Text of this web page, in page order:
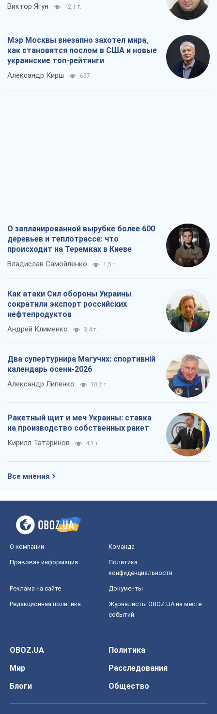
Виктор Ягун 12,1 т.
Мэр Москвы внезапно захотел мира,
как становятся послом в США и новые
украинские топ-рейтинги
Александр Кирш 657
О запланированной вырубке более 600
деревьев и теплотрассе: что
происходит на Теремках в Киеве
Владислав Самойленко 1,5 т.
Как атаки Сил обороны Украины
сократили экспорт российских
нефтепродуктов
Андрей Клименко 3,4 т.
Два супертурнира Магучих: спортивній
календарь осени-2026
Александр Липенко 10,2 т.
Ракетный щит и меч Украины: ставка
на производство собственных ракет
Кирилл Татаринов 4,1 т.
Все мнения
О компании Команда
Правовая информация
Политика
конфиденциальности
Реклама на сайте Документы
Редакционная политика
Журналисты OBOZ.UA на месте
событий
OBOZ.UA
Политика
Мир
Расследования
Блоги
Общество